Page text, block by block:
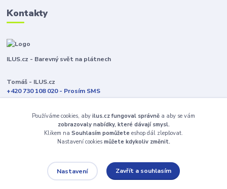
Kontakty
ILUS.cz - Barevný svět na plátnech
Tomáš - ILUS.cz
+420 730 108 020 - Prosím SMS
Jsme většinu času ve výrobě
info@ilus.cz
Používáme cookies, aby ilus.cz fungoval správně a aby se vám
zobrazovaly nabídky, které dávají smysl.
Klikem na Souhlasím pomůžete eshop dál zlepšovat.
Nastavení cookies můžete kdykoliv změnit.
Nastavení Zavřít a souhlasím